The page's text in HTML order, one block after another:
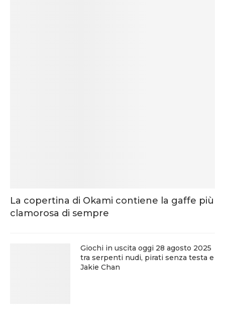
La copertina di Okami contiene la gaffe più
clamorosa di sempre
Giochi in uscita oggi 28 agosto 2025
tra serpenti nudi, pirati senza testa e
Jakie Chan